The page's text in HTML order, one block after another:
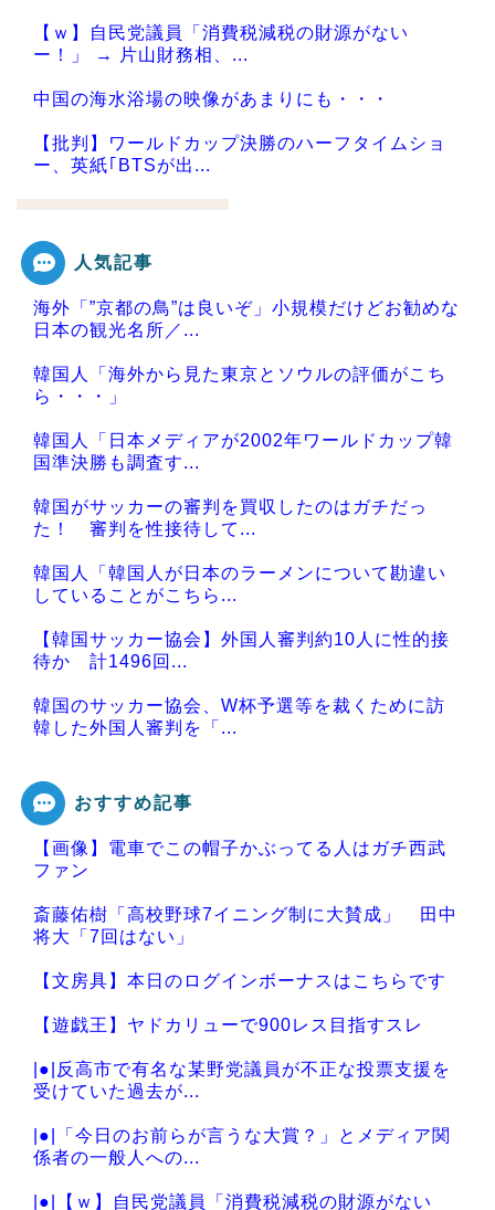
【ｗ】自民党議員「消費税減税の財源がない
ー！」 → 片山財務相、...
中国の海水浴場の映像があまりにも・・・
【批判】ワールドカップ決勝のハーフタイムショ
ー、英紙｢BTSが出...
Powered by livedoor 相互RSS
人気記事
海外「”京都の鳥”は良いぞ」小規模だけどお勧めな
日本の観光名所／...
韓国人「海外から見た東京とソウルの評価がこち
ら・・・」
韓国人「日本メディアが2002年ワールドカップ韓
国準決勝も調査す...
韓国がサッカーの審判を買収したのはガチだっ
た！ 審判を性接待して...
韓国人「韓国人が日本のラーメンについて勘違い
していることがこちら...
【韓国サッカー協会】外国人審判約10人に性的接
待か 計1496回...
韓国のサッカー協会、W杯予選等を裁くために訪
韓した外国人審判を「...
Powered by livedoor 相互RSS
おすすめ記事
【画像】電車でこの帽子かぶってる人はガチ西武
ファン
斎藤佑樹「高校野球7イニング制に大賛成」 田中
将大「7回はない」
【文房具】本日のログインボーナスはこちらです
【遊戯王】ヤドカリューで900レス目指すスレ
|●|反高市で有名な某野党議員が不正な投票支援を
受けていた過去が...
|●|「今日のお前らが言うな大賞？」とメディア関
係者の一般人への...
|●|【ｗ】自民党議員「消費税減税の財源がない